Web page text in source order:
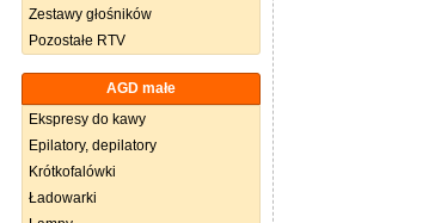
Zestawy głośników
Pozostałe RTV
AGD małe
Ekspresy do kawy
Epilatory, depilatory
Krótkofalówki
Ładowarki